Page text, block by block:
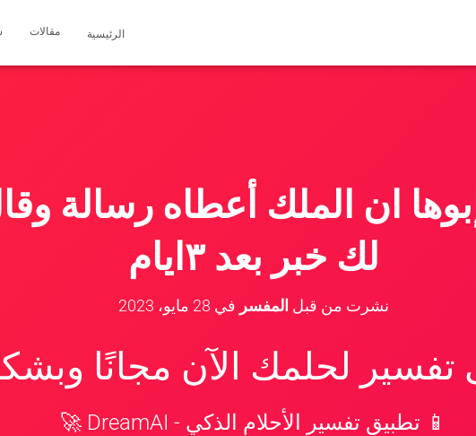
الرئيسية مقالات
ان الملك أعطاه رسالة
لك خبر بعد ٣ايام
نشرت من قبل المفسر في 28 مايو، 2023
لحلمك الآن مجانًا
📱 تطبيق تفسير الأحلام الذكي - DreamAI 🚀